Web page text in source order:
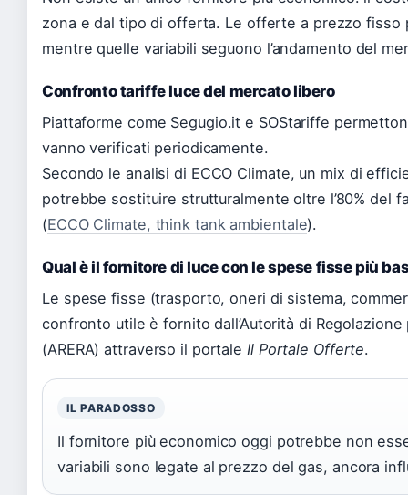
zona e dal tipo di offerta. Le offerte a prezzo fisso
mentre quelle variabili seguono l’andamento del
Confronto tariffe luce del mercato libero
Piattaforme come Segugio.it e SOStariffe
vanno verificati periodicamente.
Secondo le analisi di ECCO Climate, un mix di
potrebbe sostituire strutturalmente oltre l’80% del
(ECCO Climate, think tank ambientale).
Qual è il fornitore di luce con le spese fisse più
Le spese fisse (trasporto, oneri di sistema,
confronto utile è fornito dall’Autorità di
(ARERA) attraverso il portale Il Portale Offerte.
IL PARADOSSO
Il fornitore più economico oggi potrebbe non
variabili sono legate al prezzo del gas, ancora